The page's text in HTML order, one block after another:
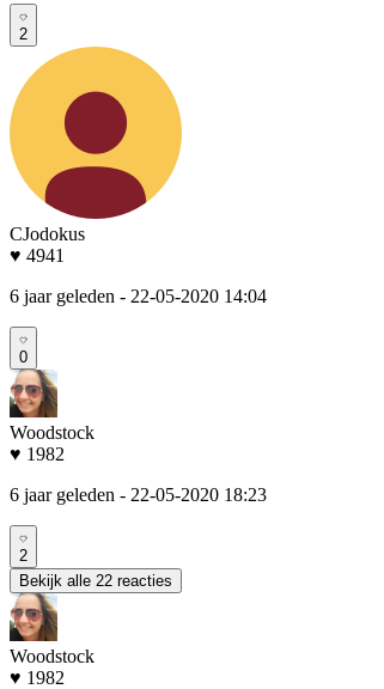
2
CJodokus
♥ 4941
6 jaar geleden - 22-05-2020 14:04
0
Woodstock
♥ 1982
6 jaar geleden - 22-05-2020 18:23
2
Bekijk alle 22 reacties
Woodstock
♥ 1982